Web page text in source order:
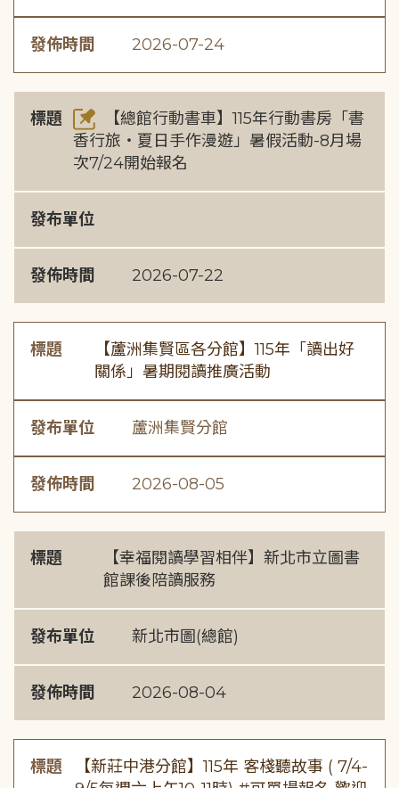
發佈時間 2026-07-24
標題
【總館行動書車】115年行動書房「書
香行旅・夏日手作漫遊」暑假活動-8月場
次7/24開始報名
發布單位
發佈時間 2026-07-22
標題
【蘆洲集賢區各分館】115年「讀出好
關係」暑期閱讀推廣活動
發布單位 蘆洲集賢分館
發佈時間 2026-08-05
標題
【幸福閱讀學習相伴】新北市立圖書
館課後陪讀服務
發布單位 新北市圖(總館)
發佈時間 2026-08-04
標題
【新莊中港分館】115年 客棧聽故事 ( 7/4-